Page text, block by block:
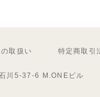
取扱い 特定商取引
川5-37-6 M.ONEビル